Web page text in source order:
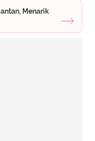
Menarik